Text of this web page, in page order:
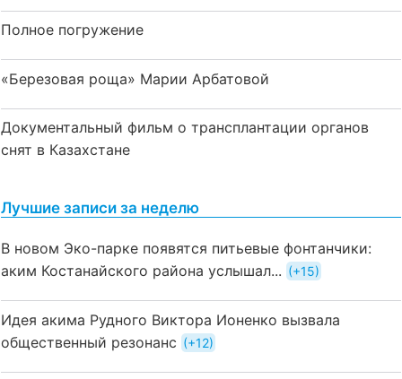
Полное погружение
«Березовая роща» Марии Арбатовой
Документальный фильм о трансплантации органов
снят в Казахстане
Лучшие записи за неделю
В новом Эко-парке появятся питьевые фонтанчики:
аким Костанайского района услышал...
+15
Идея акима Рудного Виктора Ионенко вызвала
общественный резонанс
+12